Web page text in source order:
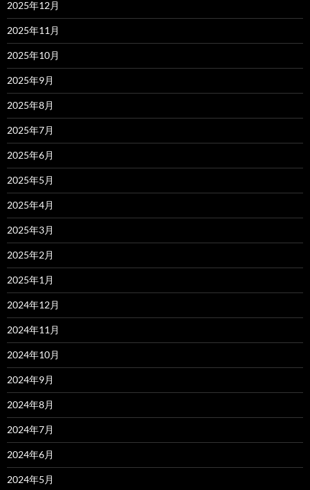
2025年12月
2025年11月
2025年10月
2025年9月
2025年8月
2025年7月
2025年6月
2025年5月
2025年4月
2025年3月
2025年2月
2025年1月
2024年12月
2024年11月
2024年10月
2024年9月
2024年8月
2024年7月
2024年6月
2024年5月